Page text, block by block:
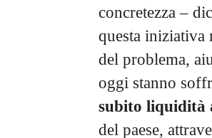
concretezza –
questa iniziativa
del problema,
oggi stanno
subito liquidità
del paese,